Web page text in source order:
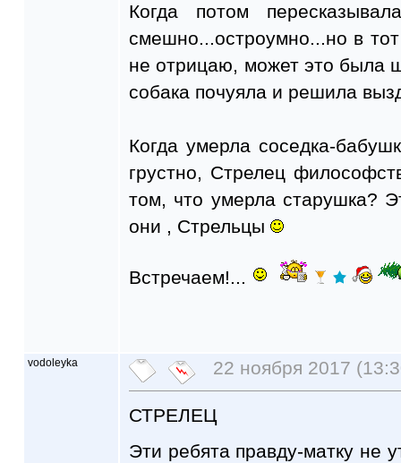
Когда потом
смешно...остроумно...но в
не отрицаю, может это была
собака почуяла и решила
Когда умерла соседка-
грустно, Стрелец
том, что умерла старушка?
они , Стрельцы
Встречаем!...
vodoleyka 22 ноября 2017
СТРЕЛЕЦ
Эти ребята правду-матку не